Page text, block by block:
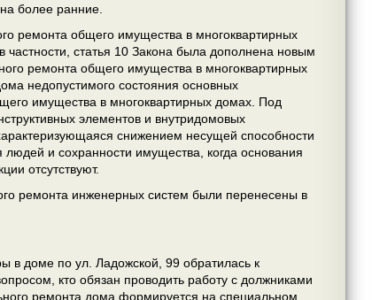
более ранние.
ремонта общего имущества в многоквартирных
статья 10 Закона была дополнена новым
ремонта общего имущества в многоквартирных
недопустимого состояния основных
имущества в многоквартирных домах. Под
элементов и внутридомовых
снижением несущей способности
людей и сохранности имущества, когда основания
отсутствуют.
ремонта инженерных систем были перенесены в
в доме по ул. Ладожской, 99 обратилась к
кто обязан проводить работу с должниками
ремонта дома формируется на специальном